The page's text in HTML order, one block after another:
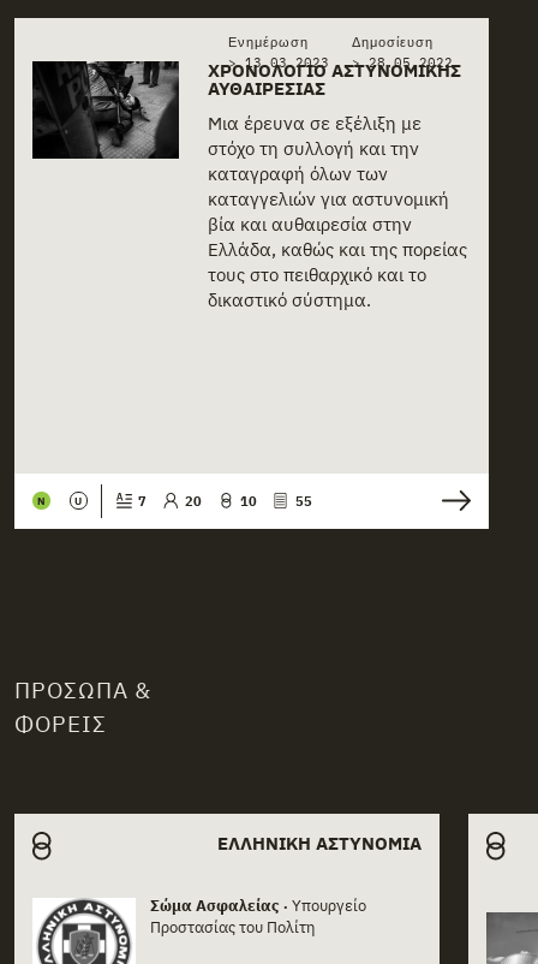
Related storiesΕνημέρωση
> 13.03.2023
Δημοσίευση
>28.05.2022
ΧΡΟΝΟΛΌΓΙΟ ΑΣΤΥΝΟΜΙΚΉΣ
ΑΥΘΑΙΡΕΣΊΑΣ
Μια έρευνα σε εξέλιξη με
στόχο τη συλλογή και την
καταγραφή όλων των
καταγγελιών για αστυνομική
βία και αυθαιρεσία στην
Ελλάδα, καθώς και της πορείας
τους στο πειθαρχικό και το
δικαστικό σύστημα.
N U 7 20 10 55
ΠΡΌΣΩΠΑ &
ΦΟΡΕΊΣ
Related actorsΕΛΛΗΝΙΚΉ ΑΣΤΥΝΟΜΊΑ
Actor card content
Σώμα Ασφαλείας • Υπουργείο
Προστασίας του Πολίτη